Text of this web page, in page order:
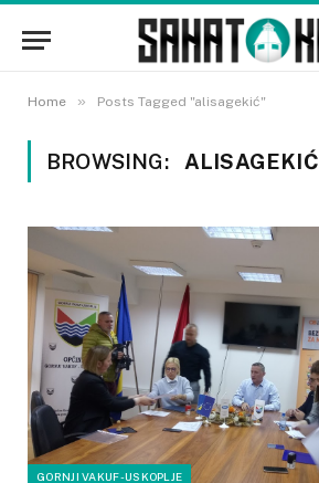
Home » Posts Tagged "alisagekić"
BROWSING: ALISAGEKIĆ
GORNJI VAKUF-USKOPLJE